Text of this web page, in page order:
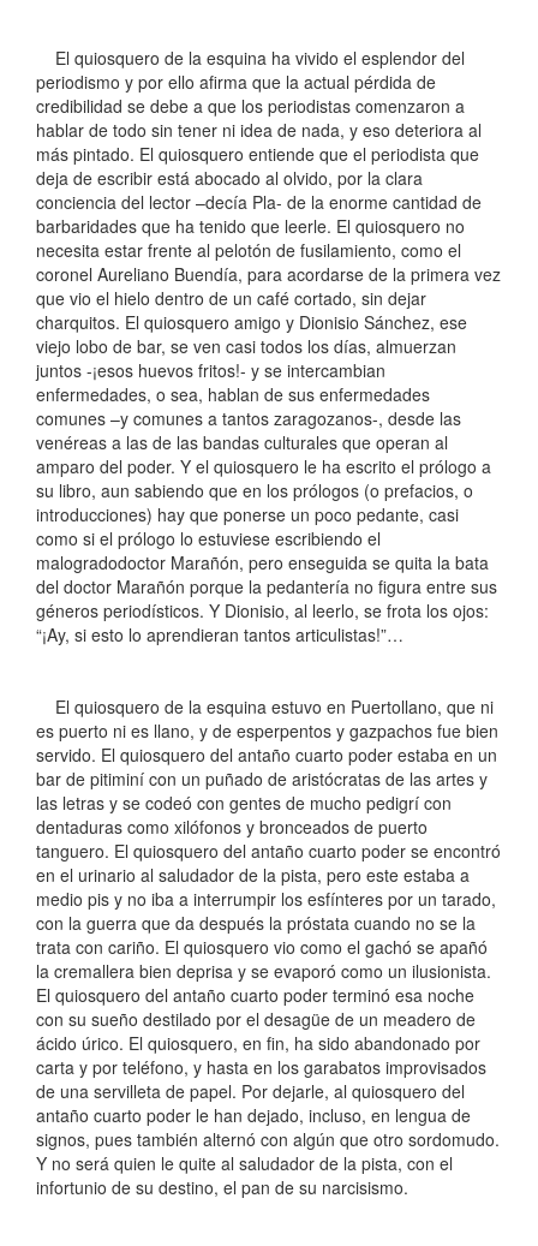
El quiosquero de la esquina ha vivido el esplendor del
periodismo y por ello afirma que la actual pérdida de
credibilidad se debe a que los periodistas comenzaron a
hablar de todo sin tener ni idea de nada, y eso deteriora al
más pintado. El quiosquero entiende que el periodista que
deja de escribir está abocado al olvido, por la clara
conciencia del lector –decía Pla- de la enorme cantidad de
barbaridades que ha tenido que leerle. El quiosquero no
necesita estar frente al pelotón de fusilamiento, como el
coronel Aureliano Buendía, para acordarse de la primera vez
que vio el hielo dentro de un café cortado, sin dejar
charquitos. El quiosquero amigo y Dionisio Sánchez, ese
viejo lobo de bar, se ven casi todos los días, almuerzan
juntos -¡esos huevos fritos!- y se intercambian
enfermedades, o sea, hablan de sus enfermedades
comunes –y comunes a tantos zaragozanos-, desde las
venéreas a las de las bandas culturales que operan al
amparo del poder. Y el quiosquero le ha escrito el prólogo a
su libro, aun sabiendo que en los prólogos (o prefacios, o
introducciones) hay que ponerse un poco pedante, casi
como si el prólogo lo estuviese escribiendo el
malogradodoctor Marañón, pero enseguida se quita la bata
del doctor Marañón porque la pedantería no figura entre sus
géneros periodísticos. Y Dionisio, al leerlo, se frota los ojos:
“¡Ay, si esto lo aprendieran tantos articulistas!”…
El quiosquero de la esquina estuvo en Puertollano, que ni
es puerto ni es llano, y de esperpentos y gazpachos fue bien
servido. El quiosquero del antaño cuarto poder estaba en un
bar de pitiminí con un puñado de aristócratas de las artes y
las letras y se codeó con gentes de mucho pedigrí con
dentaduras como xilófonos y bronceados de puerto
tanguero. El quiosquero del antaño cuarto poder se encontró
en el urinario al saludador de la pista, pero este estaba a
medio pis y no iba a interrumpir los esfínteres por un tarado,
con la guerra que da después la próstata cuando no se la
trata con cariño. El quiosquero vio como el gachó se apañó
la cremallera bien deprisa y se evaporó como un ilusionista.
El quiosquero del antaño cuarto poder terminó esa noche
con su sueño destilado por el desagüe de un meadero de
ácido úrico. El quiosquero, en fin, ha sido abandonado por
carta y por teléfono, y hasta en los garabatos improvisados
de una servilleta de papel. Por dejarle, al quiosquero del
antaño cuarto poder le han dejado, incluso, en lengua de
signos, pues también alternó con algún que otro sordomudo.
Y no será quien le quite al saludador de la pista, con el
infortunio de su destino, el pan de su narcisismo.